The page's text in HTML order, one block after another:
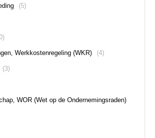
(5)
Werkkostenregeling (WKR) (4)
(3)
WOR (Wet op de Ondernemingsraden)